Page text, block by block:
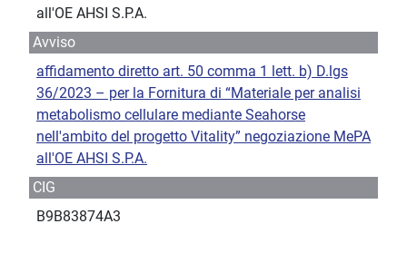
all'OE AHSI S.P.A.
Avviso
affidamento diretto art. 50 comma 1 lett. b) D.lgs
36/2023 – per la Fornitura di “Materiale per analisi
metabolismo cellulare mediante Seahorse
nell'ambito del progetto Vitality” negoziazione MePA
all'OE AHSI S.P.A.
CIG
B9B83874A3